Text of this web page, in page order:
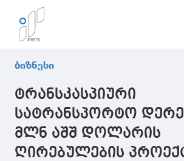
ბიზნესი
ტრანსკასპიური
სატრანსპორტო
მლნ აშშ დოლარის
ღირებულების